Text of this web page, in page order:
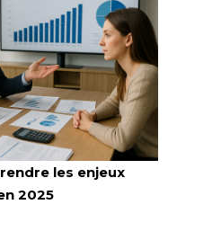
les enjeux
2025